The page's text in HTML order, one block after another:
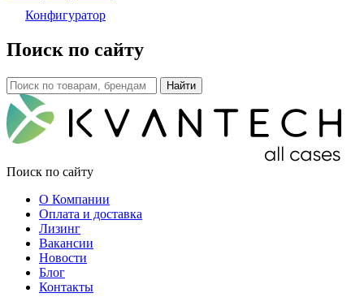
Конфигуратор
Поиск по сайту
Поиск по сайту
О Компании
Оплата и доставка
Лизинг
Вакансии
Новости
Блог
Контакты